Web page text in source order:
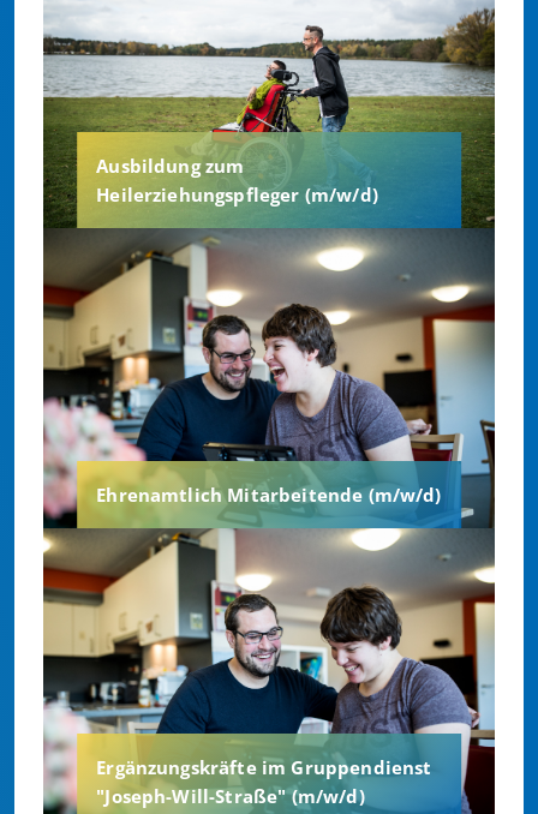
FREIWILLIGENDIENSTLEISTUNDE
REGNITZ-WERKSTÄTTEN
SCHULE UND TAGESSTÄTTE
VERWALTUNG
WOHNEN
Ausbildung zum
Heilerziehungspfleger (m/w/d)
Ehrenamtlich Mitarbeitende (m/w/d)
Ergänzungskräfte im Gruppendienst
"Joseph-Will-Straße" (m/w/d)